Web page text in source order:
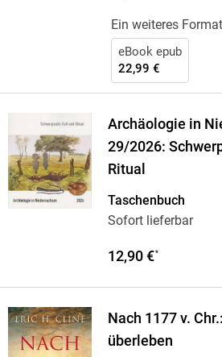
Ein weiteres Format
eBook epub
22,99 €
Archäologie in
29/2026:
Ritual
Taschenbuch
Sofort lieferbar
12,90 €*
Nach 1177 v.
überleben